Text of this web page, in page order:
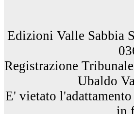
Edizioni Valle Sabbia
Registrazione
Ubaldo
E' vietato
in